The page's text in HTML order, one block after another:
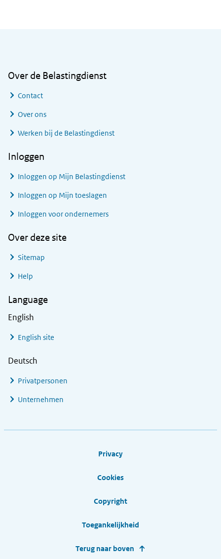
Over de Belastingdienst
Contact
Over ons
Werken bij de Belastingdienst
Inloggen
Inloggen op Mijn Belastingdienst
Inloggen op Mijn toeslagen
Inloggen voor ondernemers
Over deze site
Sitemap
Help
Language
English
English site
Deutsch
Privatpersonen
Unternehmen
Privacy
Cookies
Copyright
Toegankelijkheid
Terug naar boven